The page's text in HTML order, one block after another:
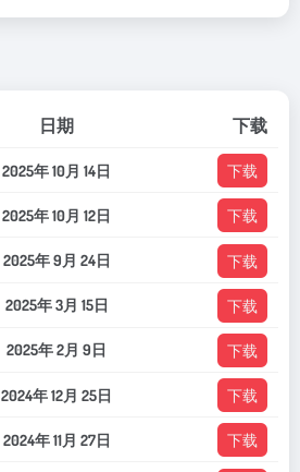
日期 下载
2025年 10月 14日 下载
2025年 10月 12日 下载
2025年 9月 24日 下载
2025年 3月 15日 下载
2025年 2月 9日 下载
2024年 12月 25日 下载
2024年 11月 27日 下载